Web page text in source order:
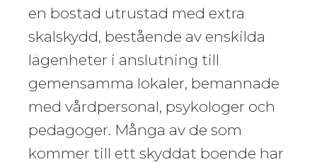
en bostad utrustad med extra
skalskydd, bestående av enskilda
lägenheter i anslutning till
gemensamma lokaler, bemannade
med vårdpersonal, psykologer och
pedagoger. Många av de som
kommer till ett skyddat boende har